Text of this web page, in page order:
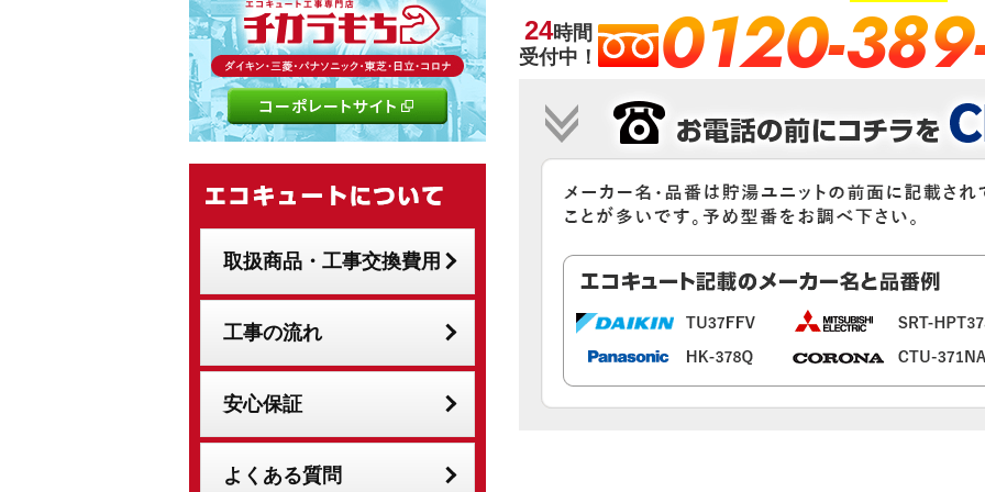
24時間
受付中！
0120-
取扱商品・工事交換費用
工事の流れ
安心保証
よくある質問